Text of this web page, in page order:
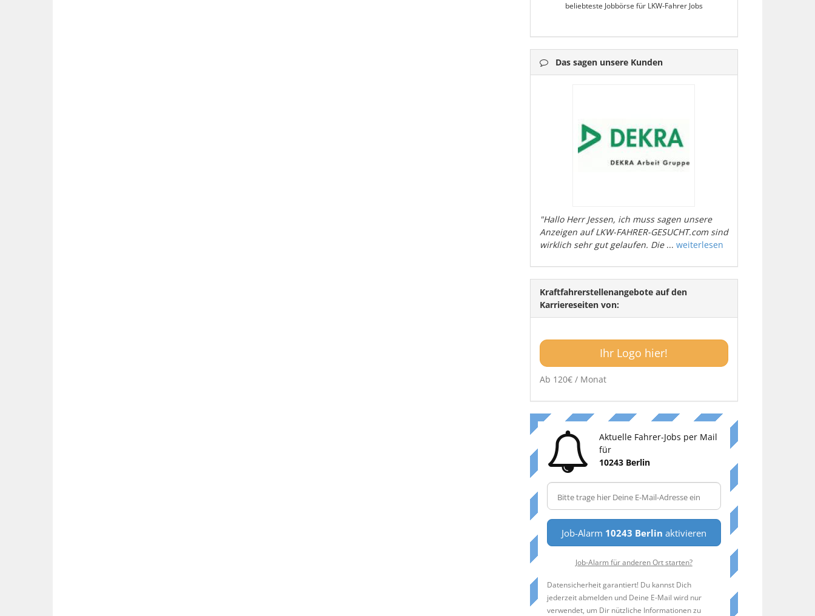
beliebteste Jobbörse für LKW-Fahrer Jobs
Das sagen unsere Kunden
"Hallo Herr Jessen, ich muss sagen unsere
Anzeigen auf LKW-FAHRER-GESUCHT.com sind
wirklich sehr gut gelaufen. Die... weiterlesen
Kraftfahrerstellenangebote auf den
Karriereseiten von:
Ihr Logo hier!
Ab 120€ / Monat
Aktuelle Fahrer-Jobs per Mail
für
10243 Berlin
Job-Alarm 10243 Berlin aktivieren
Job-Alarm für anderen Ort starten?
Datensicherheit garantiert! Du kannst Dich
jederzeit abmelden und Deine E-Mail wird nur
verwendet, um Dir nützliche Informationen zu